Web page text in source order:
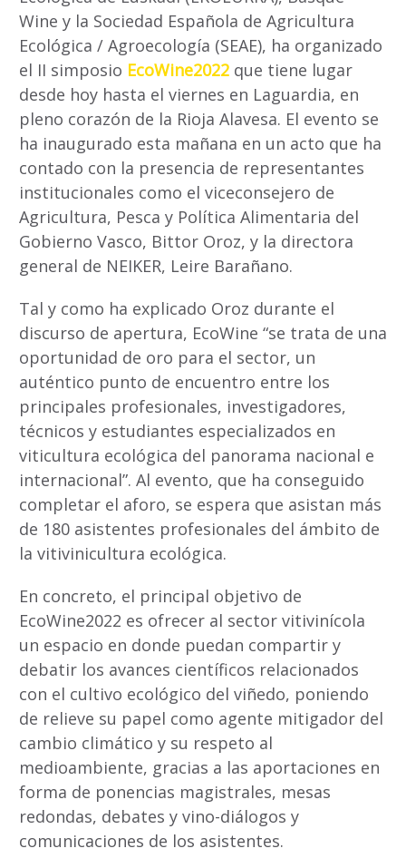
Wine y la Sociedad Española de Agricultura
Ecológica / Agroecología (SEAE), ha organizado
el II simposio EcoWine2022 que tiene lugar
desde hoy hasta el viernes en Laguardia, en
pleno corazón de la Rioja Alavesa. El evento se
ha inaugurado esta mañana en un acto que ha
contado con la presencia de representantes
institucionales como el viceconsejero de
Agricultura, Pesca y Política Alimentaria del
Gobierno Vasco, Bittor Oroz, y la directora
general de NEIKER, Leire Barañano.
Tal y como ha explicado Oroz durante el
discurso de apertura, EcoWine “se trata de una
oportunidad de oro para el sector, un
auténtico punto de encuentro entre los
principales profesionales, investigadores,
técnicos y estudiantes especializados en
viticultura ecológica del panorama nacional e
internacional”. Al evento, que ha conseguido
completar el aforo, se espera que asistan más
de 180 asistentes profesionales del ámbito de
la vitivinicultura ecológica.
En concreto, el principal objetivo de
EcoWine2022 es ofrecer al sector vitivinícola
un espacio en donde puedan compartir y
debatir los avances científicos relacionados
con el cultivo ecológico del viñedo, poniendo
de relieve su papel como agente mitigador del
cambio climático y su respeto al
medioambiente, gracias a las aportaciones en
forma de ponencias magistrales, mesas
redondas, debates y vino-diálogos y
comunicaciones de los asistentes.